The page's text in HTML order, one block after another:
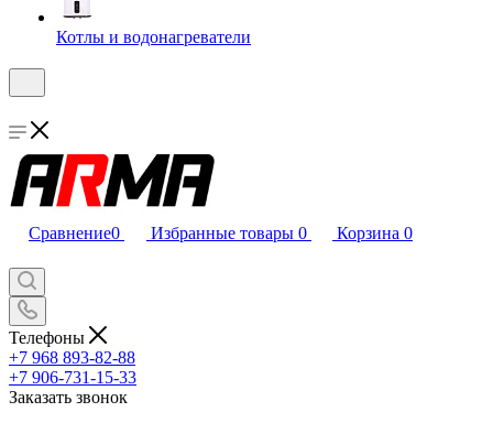
Котлы и водонагреватели
Сравнение0 Избранные товары 0 Корзина 0
Телефоны
+7 968 893-82-88
+7 906-731-15-33
Заказать звонок